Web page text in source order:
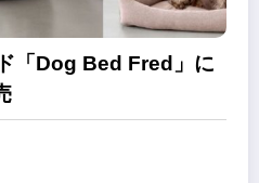
「Dog Bed Fred」に